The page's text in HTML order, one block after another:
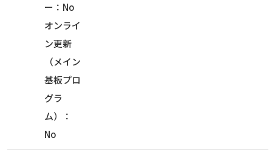
ー：No
オンライ
ン更新
（メイン
基板プロ
グラ
ム）：
No